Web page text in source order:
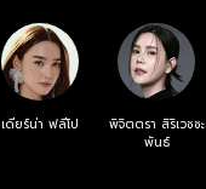
เดียร์น่า ฟลีโป
พิจิตตรา สิริเวชชะ
พันธ์